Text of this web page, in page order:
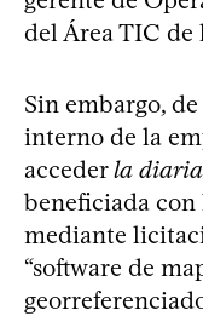
del Área TIC de
Sin embargo,
interno de la
accederla diaria
beneficiada
mediante
“software de